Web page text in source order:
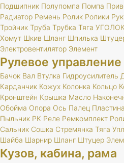
Подшипник Полупомпа Помпа
Радиатор Ремень Ролик Ролики
Тройник Труба Трубка Тяга УГОЛОК
Хомут Шкив Шланг Шпилька
Электровентилятор Элемент
Рулевое управление
Бачок Вал Втулка Гидроусилитель
Карданчик Кожух Колонка Кольцо
Кронштейн Крышка Масло
Обойма Опора Ось Палец Пластина
Пыльник РК Реле Ремкомплект
Сальник Сошка Стремянка Тяга
Шайба Шарнир Шланг Штуцер
Кузов, кабина, рама